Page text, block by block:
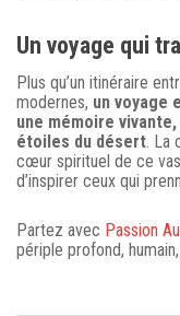
Un voyage qui
Plus qu’un itinéraire
modernes, un voyage
une mémoire
étoiles du désert. La
cœur spirituel de ce
d’inspirer ceux qui
Partez avec Passion
périple profond,